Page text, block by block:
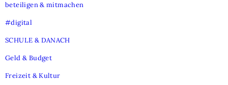
beteiligen & mitmachen
#digital
SCHULE & DANACH
Geld & Budget
Freizeit & Kultur